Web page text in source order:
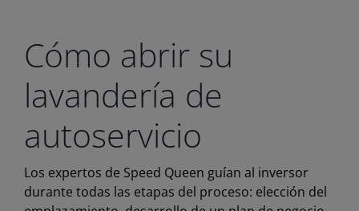
Cómo abrir su
lavandería de
autoservicio
Los expertos de Speed Queen guían al inversor
durante todas las etapas del proceso: elección del